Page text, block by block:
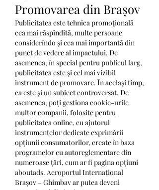
Promovarea din Brașov
Publicitatea este tehnica promoţională
cea mai răspîndită, multe persoane
considerîndo şi cea mai importantă din
punct de vedere al impactului. De
asemenea, în special pentru publicul larg,
publicitatea este şi cel mai vizibil
instrument de promovare. În acelaşi timp,
ea este şi un subiect controversat. De
asemenea, poți gestiona cookie-urile
multor companii, folosite pentru
publicitatea online, cu ajutorul
instrumentelor dedicate exprimării
opțiunii consumatorilor, create în baza
programelor cu autoreglementare din
numeroase țări, cum ar fi pagina opțiuni
aboutads. Aeroportul Internațional
Brașov – Ghimbav ar putea deveni